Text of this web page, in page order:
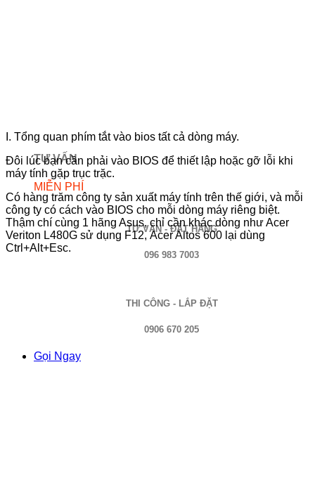
TƯ VẤN
MIỄN PHÍ
TƯ VẤN - ĐẶT HÀNG
096 983 7003
THI CÔNG - LẮP ĐẶT
0906 670 205
Gọi Ngay
I. Tổng quan phím tắt vào bios tất cả dòng máy.
Đôi lúc bạn cần phải vào BIOS để thiết lập hoặc gỡ lỗi khi
máy tính gặp trục trặc.
Có hàng trăm công ty sản xuất máy tính trên thế giới, và mỗi
công ty có cách vào BIOS cho mỗi dòng máy riêng biệt.
Thậm chí cùng 1 hãng Asus, chỉ cần khác dòng như Acer
Veriton L480G sử dụng F12, Acer Altos 600 lại dùng
Ctrl+Alt+Esc.